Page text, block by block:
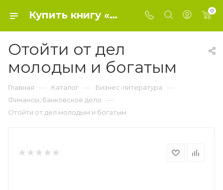
Купить книгу «Отойти от дел молодым и богатым» 2020, Кийосаки Р. - Финансы, банковское дело 0
Отойти от дел
молодым и богатым
Главная — Каталог — Бизнес-литература —
Финансы, банковское дело —
Отойти от дел молодым и богатым